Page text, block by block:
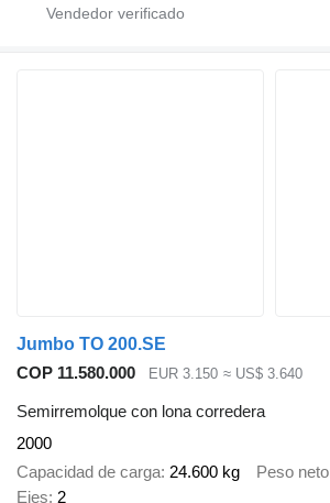
Jumbo TO 200.SE
COP 11.580.000
EUR 3.150 ≈ US$ 3.640
Semirremolque con lona corredera
2000
Capacidad de carga 24.600 kg Peso neto
Ejes 2